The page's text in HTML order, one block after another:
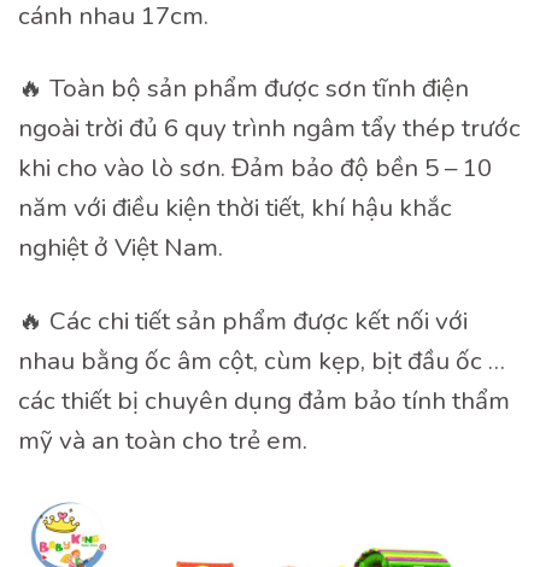
cánh nhau 17cm.
🔥 Toàn bộ sản phẩm được sơn tĩnh điện
ngoài trời đủ 6 quy trình ngâm tẩy thép trước
khi cho vào lò sơn. Đảm bảo độ bền 5 – 10
năm với điều kiện thời tiết, khí hậu khắc
nghiệt ở Việt Nam.
🔥 Các chi tiết sản phẩm được kết nối với
nhau bằng ốc âm cột, cùm kẹp, bịt đầu ốc …
các thiết bị chuyên dụng đảm bảo tính thẩm
mỹ và an toàn cho trẻ em.